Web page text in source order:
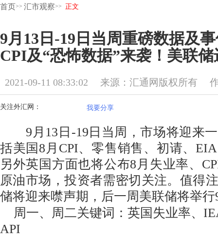
首页>> 汇市观察>> 正文
9月13日-19日当周重磅数据及
CPI及“恐怖数据”来袭！美联储
2021-09-11 08:33:02 来源：汇通网版权所有
关注外汇网： 我要分享
9月13日-19日当周，市场将迎来一
括美国8月CPI、零售销售、初请、
另外英国方面也将公布8月失业率、
原油市场，投资者需密切关注。值得
储将迎来噤声期，后一周美联储将举
周一、周二关键词：英国失业率、
API